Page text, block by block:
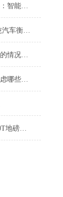
蓝牙连接手机编辑电子秤：智能生活的新维度
80吨出口式电子地磅,80吨汽车衡出口到外蒙古
电子磅秤出现称重偏差大的情况如何应对
使用无线电子吊秤时要考虑哪些方面
南溪150T汽车衡（市中60T地磅）西区电子吊秤（东兴30T吊秤维修